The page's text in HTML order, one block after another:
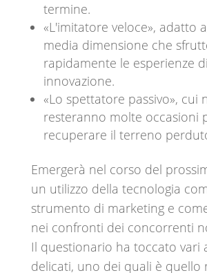
termine.
«L'imitatore veloce», adatto
media dimensione che
rapidamente le esperienze di
innovazione.
«Lo spettatore passivo», cui
resteranno molte occasioni
recuperare il terreno
Emergerà nel corso del
un utilizzo della tecnologia
strumento di marketing e
nei confronti dei concorrenti
Il questionario ha toccato vari
delicati, uno dei quali è quello